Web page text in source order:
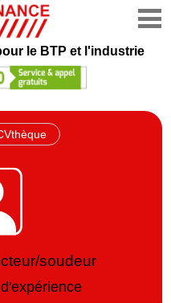
le BTP et l'industrie
soudeur